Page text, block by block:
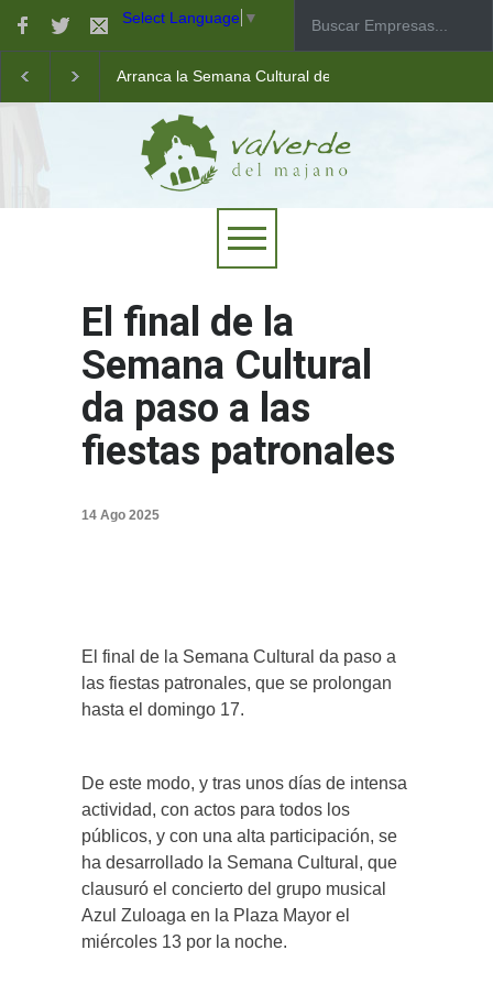
Select Language ▼
Arranca la Semana Cultural de Valverde
Taller de robótica para jóvenes
Las pistas municipales de pádel estrenan un nuevo
El final de la
Semana Cultural
da paso a las
fiestas patronales
14 Ago 2025
El final de la Semana Cultural da paso a
las fiestas patronales, que se prolongan
hasta el domingo 17.
De este modo, y tras unos días de intensa
actividad, con actos para todos los
públicos, y con una alta participación, se
ha desarrollado la Semana Cultural, que
clausuró el concierto del grupo musical
Azul Zuloaga en la Plaza Mayor el
miércoles 13 por la noche.